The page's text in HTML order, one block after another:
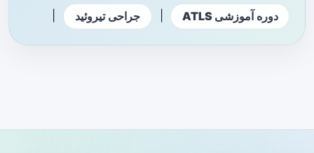
دوره آموزشی ATLS جراحی تیروئید